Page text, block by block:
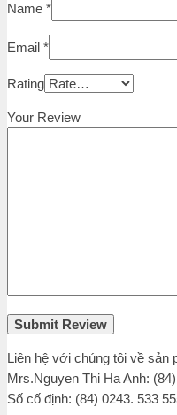
Name *
Email *
Rating
Your Review
Liên hệ với chúng tôi về sản
Mrs.Nguyen Thi Ha Anh:
Số cố định: (84) 0243. 533